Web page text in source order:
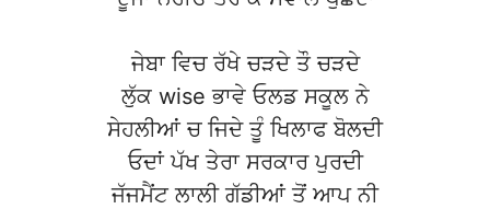
ਜੇਬਾ ਵਿਚ ਰੱਖੇ ਚੜਦੇ ਤੌ ਚੜਦੇ
ਲੁੱਕ wise ਭਾਵੇ ਓਲਡ ਸਕੂਲ ਨੇ
ਸੇਹਲੀਆਂ ਚ ਜਿਦੇ ਤੂੰ ਖਿਲਾਫ ਬੋਲਦੀ
ਓਦਾਂ ਪੱਖ ਤੇਰਾ ਸਰਕਾਰ ਪੁਰਦੀ
ਜੱਜਮੈਂਟ ਲਾਲੀ ਗੱਡੀਆਂ ਤੋਂ ਆਪ ਨੀ